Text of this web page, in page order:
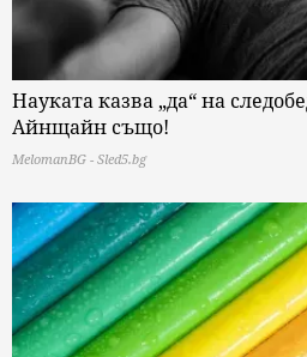
Науката казва „да“ на
Айнщайн също!
MelomanBG - Sled5.bg